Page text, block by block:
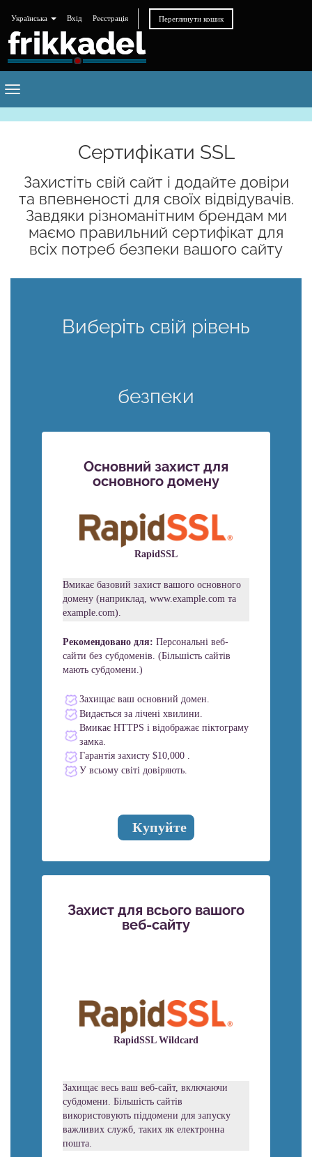
Українська Вхід Реєстрація Переглянути кошик
Toggle
navigation
Сертифікати SSL
Захистіть свій сайт і додайте довіри
та впевненості для своїх відвідувачів.
Завдяки різноманітним брендам ми
маємо правильний сертифікат для
всіх потреб безпеки вашого сайту
Виберіть свій рівень
безпеки
Основний захист для
основного домену
RapidSSL
Вмикає базовий захист вашого основного
домену (наприклад, www.example.com та
example.com).
Рекомендовано для: Персональні веб-
сайти без субдоменів. (Більшість сайтів
мають субдомени.)
Захищає ваш основний домен.
Видається за лічені хвилини.
Вмикає HTTPS і відображає піктограму
замка.
Гарантія захисту $10,000 .
У всьому світі довіряють.
Купуйте
Захист для всього вашого
веб-сайту
RapidSSL Wildcard
Захищає весь ваш веб-сайт, включаючи
субдомени. Більшість сайтів
використовують піддомени для запуску
важливих служб, таких як електронна
пошта.